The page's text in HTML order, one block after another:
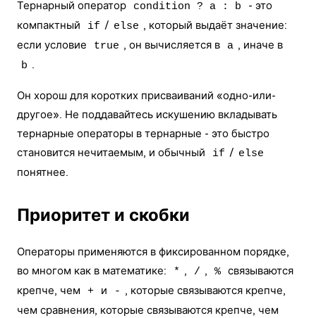
Тернарный оператор condition ? a : b
- это
компактный
if / else , который выдаёт значение:
если условие
true , он вычисляется в a , иначе в
b .
Он хорош для коротких присваиваний «одно-или-
другое». Не поддавайтесь искушению вкладывать
тернарные операторы в тернарные - это быстро
становится нечитаемым, и обычный
if / else
понятнее.
Приоритет и скобки
Операторы применяются в фиксированном порядке,
во многом как в математике:
* , / , % связываются
крепче, чем
+ и - , которые связываются крепче,
чем сравнения, которые связываются крепче, чем